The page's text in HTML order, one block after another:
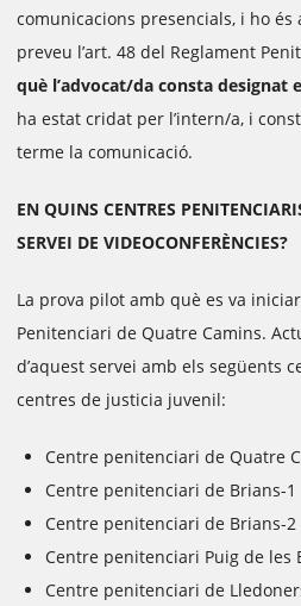
comunicacions presencials, i ho
preveu l’art. 48 del Reglament
què l’advocat/da consta designat
ha estat cridat per l’intern/a, i
terme la comunicació.
EN QUINS CENTRES
SERVEI DE VIDEOCONFERÈNCIES?
La prova pilot amb què es va
Penitenciari de Quatre Camins.
d’aquest servei amb els següents
centres de justicia juvenil:
Centre penitenciari de Quatre
Centre penitenciari de Brians-1
Centre penitenciari de Brians-2
Centre penitenciari Puig de les
Centre penitenciari de